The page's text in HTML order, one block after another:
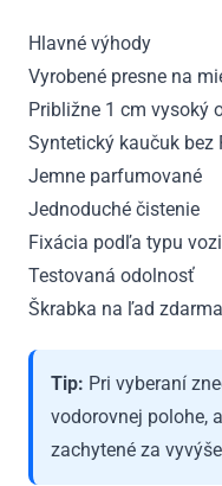
Hlavné výhody
Vyrobené presne na
Približne 1 cm vysoký
Syntetický kaučuk bez
Jemne parfumované
Jednoduché čistenie
Fixácia podľa typu
Testovaná odolnosť
Škrabka na ľad zdarma
Tip: Pri vyberaní
vodorovnej polohe,
zachytené za